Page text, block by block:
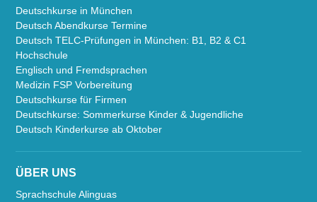
Deutschkurse in München
Deutsch Abendkurse Termine
Deutsch TELC-Prüfungen in München: B1, B2 & C1
Hochschule
Englisch und Fremdsprachen
Medizin FSP Vorbereitung
Deutschkurse für Firmen
Deutschkurse: Sommerkurse Kinder & Jugendliche
Deutsch Kinderkurse ab Oktober
ÜBER UNS
Sprachschule Alinguas